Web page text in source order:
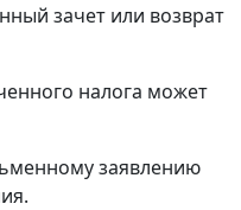
зачет или возврат
налога может
заявлению